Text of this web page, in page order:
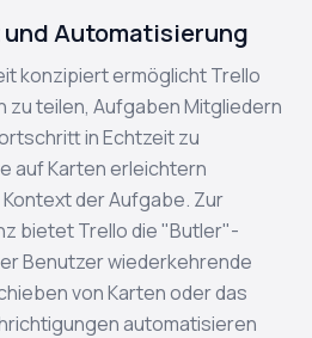
Automatisierung
konzipiert ermöglicht Trello
zu teilen, Aufgaben Mitgliedern
in Echtzeit zu
auf Karten erleichtern
der Aufgabe. Zur
bietet Trello die "Butler"-
Benutzer wiederkehrende
von Karten oder das
automatisieren